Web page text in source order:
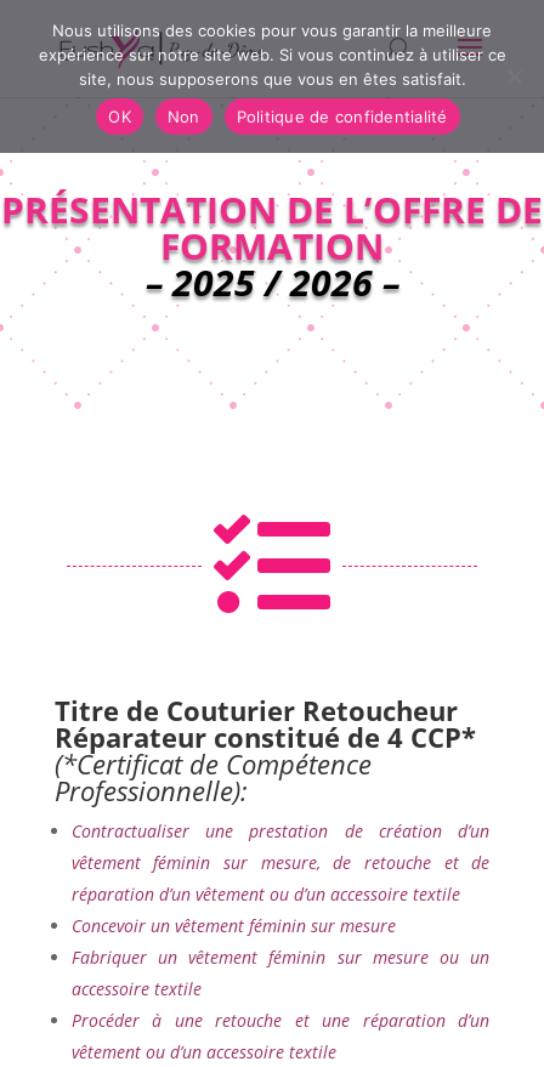
PRÉSENTATION DE L’OFFRE DE
FORMATION
– 2025 / 2026 –

Titre de Couturier Retoucheur
Réparateur constitué de 4 CCP*
(*Certificat de Compétence
Professionnelle):
Contractualiser une prestation de création d’un
vêtement féminin sur mesure, de retouche et de
réparation d’un vêtement ou d’un accessoire textile
Concevoir un vêtement féminin sur mesure
Fabriquer un vêtement féminin sur mesure ou un
accessoire textile
Procéder à une retouche et une réparation d’un
vêtement ou d’un accessoire textile
Nous utilisons des cookies pour vous garantir la meilleure
expérience sur notre site web. Si vous continuez à utiliser ce
site, nous supposerons que vous en êtes satisfait.
OK
Non Politique de confidentialité